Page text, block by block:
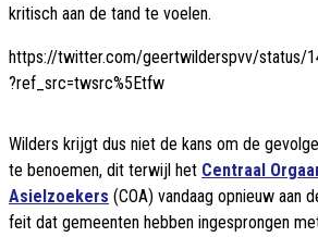
kritisch aan de tand te voelen.
https://twitter.com/geertwilderspvv/status/
?ref_src=twsrc%5Etfw
Wilders krijgt dus niet de kans om de
te benoemen, dit terwijl het Centraal
Asielzoekers (COA) vandaag opnieuw aan
feit dat gemeenten hebben ingesprongen